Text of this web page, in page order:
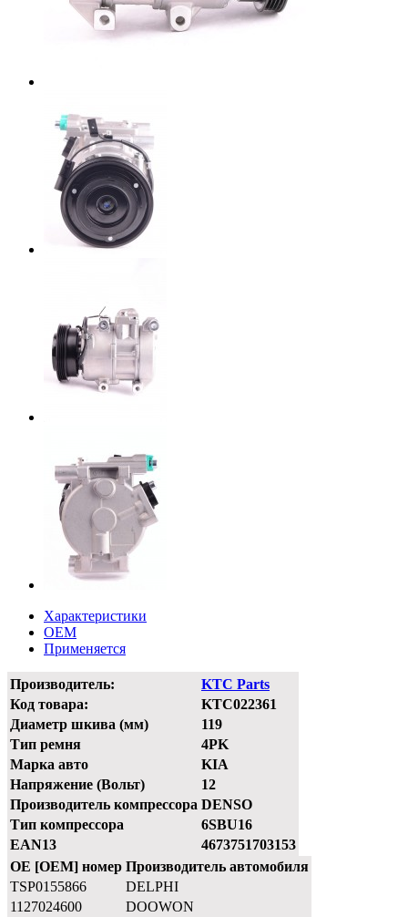
Характеристики
OEM
Применяется
Производитель:
KTC Parts
Код товара:
KTC022361
Диаметр шкива (мм)
119
Тип ремня
4PK
Марка авто
KIA
Напряжение (Вольт)
12
Производитель компрессора DENSO
Тип компрессора
6SBU16
EAN13
4673751703153
OE [OEM] номер Производитель автомобиля
TSP0155866
DELPHI
1127024600
DOOWON